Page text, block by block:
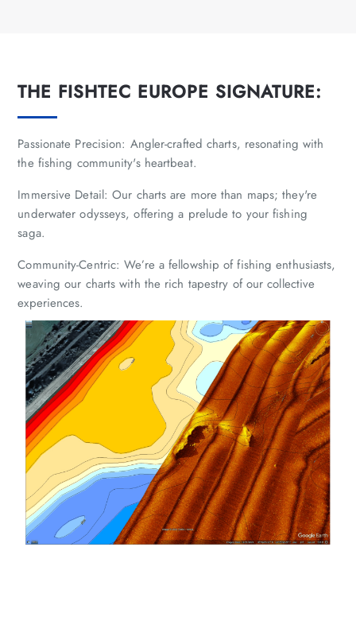
THE FISHTEC EUROPE SIGNATURE:
Passionate Precision: Angler-crafted charts, resonating with
the fishing community's heartbeat.
Immersive Detail: Our charts are more than maps; they're
underwater odysseys, offering a prelude to your fishing
saga.
Community-Centric: We’re a fellowship of fishing enthusiasts,
weaving our charts with the rich tapestry of our collective
experiences.